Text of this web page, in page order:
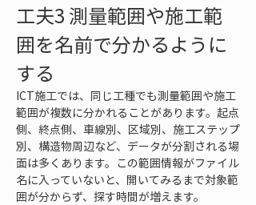
工夫3 測量範囲や施工範
囲を名前で分かるように
する
ICT施工では、同じ工種でも測量範囲や施工
範囲が複数に分かれることがあります。起点
側、終点側、車線別、区域別、施工ステップ
別、構造物周辺など、データが分割される場
面は多くあります。この範囲情報がファイル
名に入っていないと、開いてみるまで対象範
囲が分からず、探す時間が増えます。